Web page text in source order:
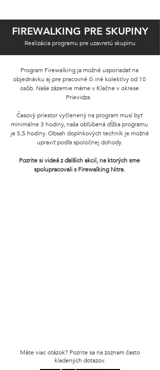
FIREWALKING PRE SKUPINY
Realizácia programu pre uzavretú skupinu
Program Firewalking ja možné usporiadať na
objednávku aj pre pracovné či iné kolektívy od 10
osôb. Naše zázemie máme v Klačne v okrese
Prievidza.
Časový priestor vyčlenený na program musí byť
minimálne 3 hodiny, naša obľúbená dĺžka programu
je 5,5 hodiny. Obsah doplnkových techník je možné
upraviť podľa spoločnej dohody.
Pozrite si videá z ďalších akcií, na ktorých sme
spolupracovali s Firewalking Nitra.
Máte viac otázok? Pozrite sa na zoznam často
kladených dotazov.